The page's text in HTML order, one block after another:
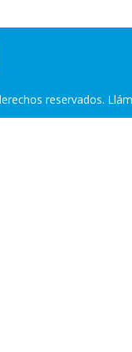
reservados.